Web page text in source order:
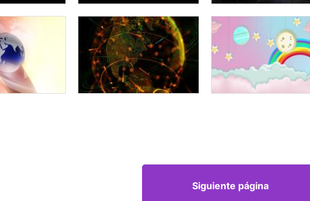
Siguiente página